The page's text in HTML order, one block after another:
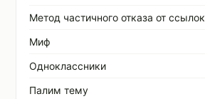
Метод частичного отказа от ссылок
Миф
Одноклассники
Палим тему